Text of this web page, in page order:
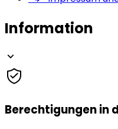
Information
Berechtigungen in